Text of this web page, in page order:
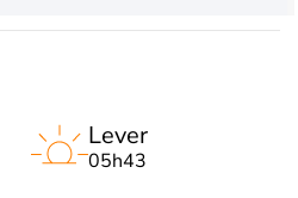
Lever
05h43